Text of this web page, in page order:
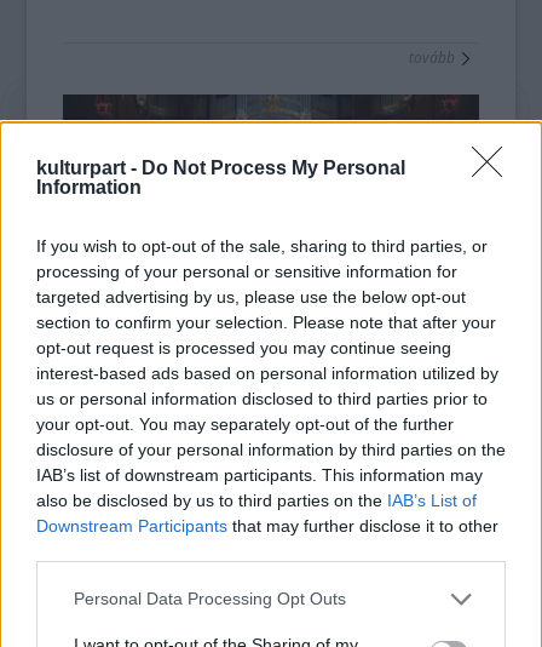
kulturpart - Do Not Process My Personal
Information
If you wish to opt-out of the sale, sharing to third parties, or
processing of your personal or sensitive information for
targeted advertising by us, please use the below opt-out
section to confirm your selection. Please note that after your
opt-out request is processed you may continue seeing
interest-based ads based on personal information utilized by
us or personal information disclosed to third parties prior to
your opt-out. You may separately opt-out of the further
disclosure of your personal information by third parties on the
IAB’s list of downstream participants. This information may
also be disclosed by us to third parties on the IAB’s List of
Downstream Participants that may further disclose it to other
Please note that this website/app uses one or more Google
Personal Data Processing Opt Outs
Papp Kornél
Vasúttörténeti Parkban
készültek. A társulat jelmezeiből is
megszokhattuk, a társulat tagjai lendületes élő táncképekkel
is színesítik az eseményt.
melyet Kányádi Sándor Előhang
című verséből választottak:
vannak vidékek viselem
akár a bőrt a testemen
meggyötörten is gyönyörű
tájak ahol a keserű
számban édessé ízesül
vannak vidékek legbelül”
A társulat 17 előadást tart
repertoáron minden korosztályt
megcélozva. Az előző évadban 7 új előadást mutattak be,
idén ezek továbbjátszása van fókuszban. A Bernarda
ballada
friss szereposztással születik újjá, aTaven Baxtale! -
Legyetek szerencsések!
és
Tántorgók – a hazát elhagyók
továbbra is a társulat legnépszerűbb produkciói.
A társulat kiemelt küldetése atehetséggondozás, három
különböző városban (Győr, Szentendre, Budapest) vezetnek
tovább
Dupla jubileumi koncert: SoNoRo 20 & FAB
10
2025. 10. 21. |Kultúrpart
A Kelemen Barnabás és Kokas Katalin hegedűművész-
házaspár által alapított Fesztivál Akadémia Budapest 2025-
ben ünnepelte 10. évfordulóját. 2025 azonban nemcsak a
FAB, hanem stratégiai
partnere, a romániai SoNoRo életében
is mérföldkő, hiszen a Razvan Popovici brácsaművész
általvezetett partnerfesztivál idén ünnepli 20 éves
fennállását.
tovább